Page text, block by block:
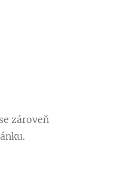
zároveň